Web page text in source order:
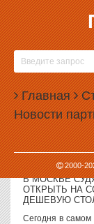
Главная
Новости
2000-
28.02.2007, 19:01
ЧЕТЫРЕ
РУБЛЕЙ НА
Сегодня
объявил
вузов,
«Образование».
28.02.2007, 17:00
В МОСКВЕ
ОТКРЫТЬ НА
ДЕШЕВУЮ
Сегодня в